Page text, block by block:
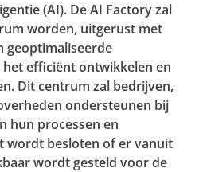
(AI). De AI Factory zal
worden, uitgerust met
geoptimaliseerde
efficiënt ontwikkelen en
Dit centrum zal bedrijven,
ondersteunen bij
hun processen en
wordt besloten of er vanuit
wordt gesteld voor de